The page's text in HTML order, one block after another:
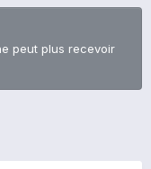
peut plus recevoir